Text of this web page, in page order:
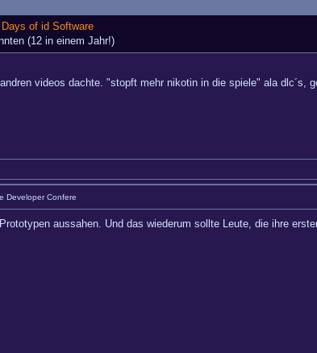
of id Software
(12 in einem Jahr!)
videos dachte. "stopft mehr nikotin in die spiele" ala
Developer Confere
aussahen. Und das wiederum sollte Leute, die ihre